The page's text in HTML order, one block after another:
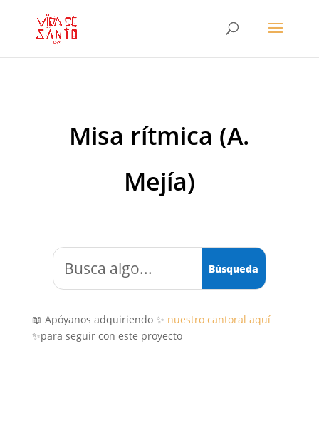
Misa rítmica (A.
Mejía)
📖 Apóyanos adquiriendo ✨ nuestro cantoral aquí
✨para seguir con este proyecto